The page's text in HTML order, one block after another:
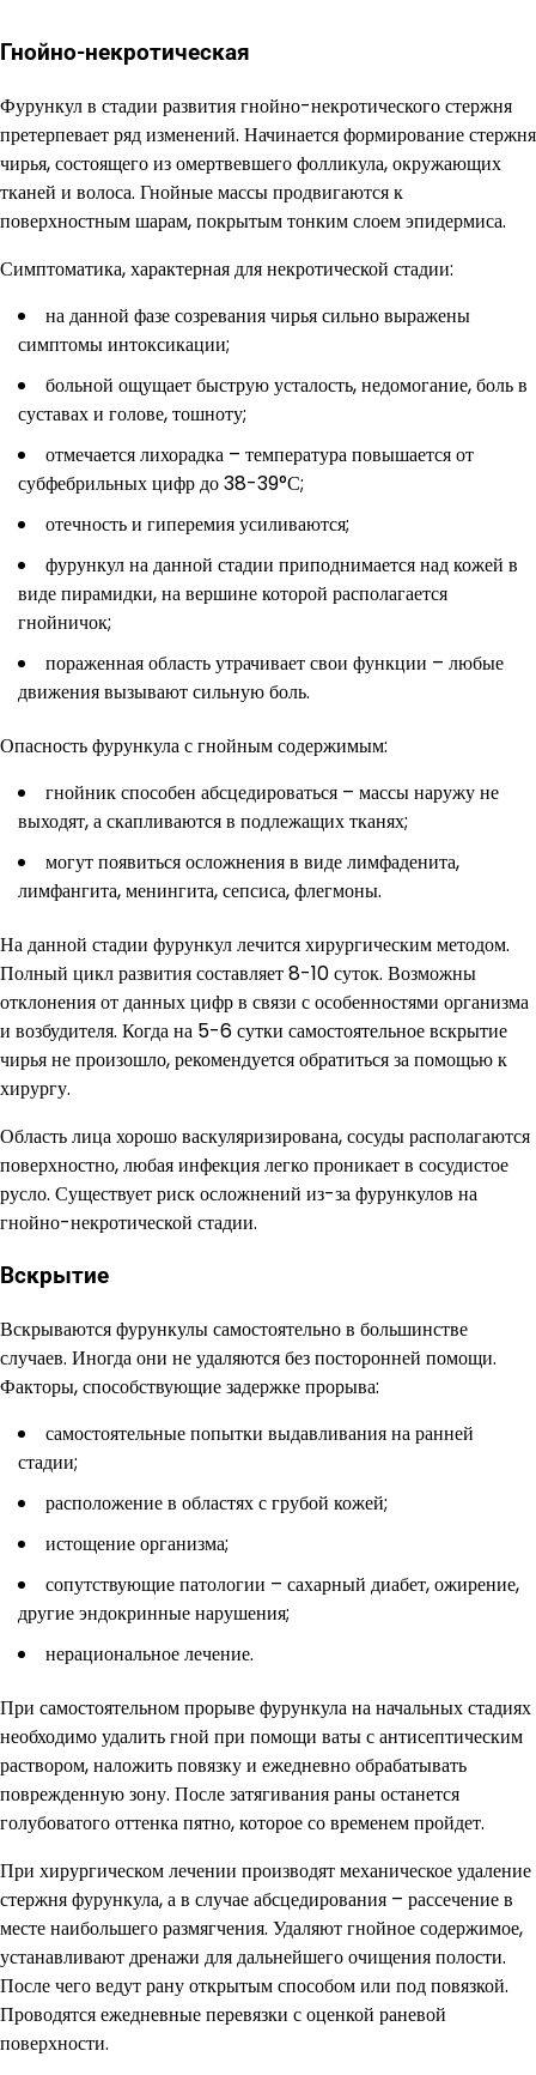
Гнойно-некротическая
Фурункул в стадии развития гнойно-некротического стержня
претерпевает ряд изменений. Начинается формирование стержня
чирья, состоящего из омертвевшего фолликула, окружающих
тканей и волоса. Гнойные массы продвигаются к
поверхностным шарам, покрытым тонким слоем эпидермиса.
Симптоматика, характерная для некротической стадии:
на данной фазе созревания чирья сильно выражены
симптомы интоксикации;
больной ощущает быструю усталость, недомогание, боль в
суставах и голове, тошноту;
отмечается лихорадка – температура повышается от
субфебрильных цифр до 38-39°С;
отечность и гиперемия усиливаются;
фурункул на данной стадии приподнимается над кожей в
виде пирамидки, на вершине которой располагается
гнойничок;
пораженная область утрачивает свои функции – любые
движения вызывают сильную боль.
Опасность фурункула с гнойным содержимым:
гнойник способен абсцедироваться – массы наружу не
выходят, а скапливаются в подлежащих тканях;
могут появиться осложнения в виде лимфаденита,
лимфангита, менингита, сепсиса, флегмоны.
На данной стадии фурункул лечится хирургическим методом.
Полный цикл развития составляет 8-10 суток. Возможны
отклонения от данных цифр в связи с особенностями организма
и возбудителя. Когда на 5-6 сутки самостоятельное вскрытие
чирья не произошло, рекомендуется обратиться за помощью к
хирургу.
Область лица хорошо васкуляризирована, сосуды располагаются
поверхностно, любая инфекция легко проникает в сосудистое
русло. Существует риск осложнений из-за фурункулов на
гнойно-некротической стадии.
Вскрытие
Вскрываются фурункулы самостоятельно в большинстве
случаев. Иногда они не удаляются без посторонней помощи.
Факторы, способствующие задержке прорыва:
самостоятельные попытки выдавливания на ранней
стадии;
расположение в областях с грубой кожей;
истощение организма;
сопутствующие патологии – сахарный диабет, ожирение,
другие эндокринные нарушения;
нерациональное лечение.
При самостоятельном прорыве фурункула на начальных стадиях
необходимо удалить гной при помощи ваты с антисептическим
раствором, наложить повязку и ежедневно обрабатывать
поврежденную зону. После затягивания раны останется
голубоватого оттенка пятно, которое со временем пройдет.
При хирургическом лечении производят механическое удаление
стержня фурункула, а в случае абсцедирования – рассечение в
месте наибольшего размягчения. Удаляют гнойное содержимое,
устанавливают дренажи для дальнейшего очищения полости.
После чего ведут рану открытым способом или под повязкой.
Проводятся ежедневные перевязки с оценкой раневой
поверхности.